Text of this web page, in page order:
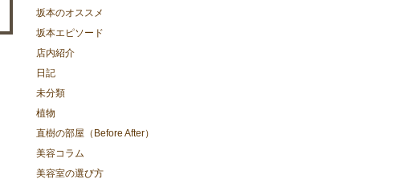
坂本のオススメ
坂本エピソード
店内紹介
日記
未分類
植物
直樹の部屋（Before After）
美容コラム
美容室の選び方